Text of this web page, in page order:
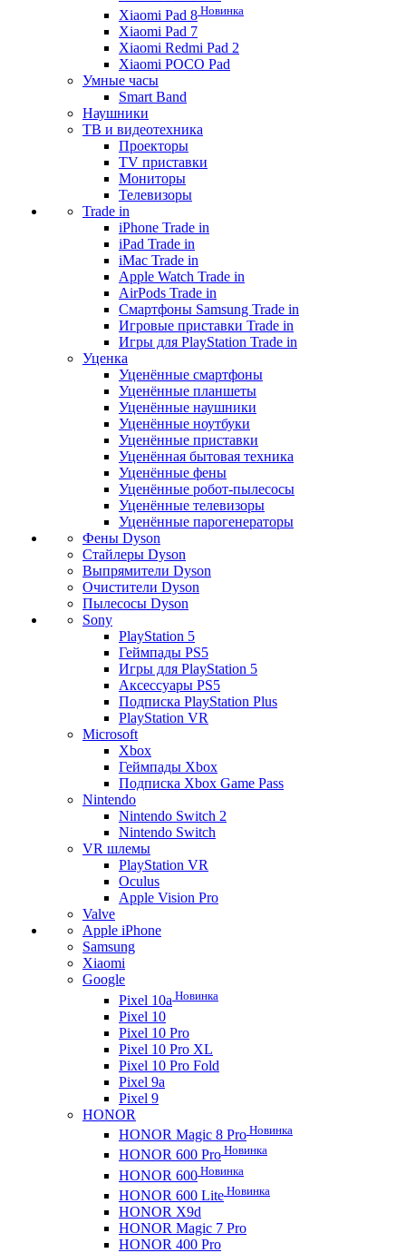
Xiaomi Pad 8 Новинка
Xiaomi Pad 7
Xiaomi Redmi Pad 2
Xiaomi POCO Pad
Умные часы
Smart Band
Наушники
ТВ и видеотехника
Проекторы
TV приставки
Мониторы
Телевизоры
Trade in
iPhone Trade in
iPad Trade in
iMac Trade in
Apple Watch Trade in
AirPods Trade in
Смартфоны Samsung Trade in
Игровые приставки Trade in
Игры для PlayStation Trade in
Уценка
Уценённые смартфоны
Уценённые планшеты
Уценённые наушники
Уценённые ноутбуки
Уценённые приставки
Уценённая бытовая техника
Уценённые фены
Уценённые робот-пылесосы
Уценённые телевизоры
Уценённые парогенераторы
Фены Dyson
Стайлеры Dyson
Выпрямители Dyson
Очистители Dyson
Пылесосы Dyson
Sony
PlayStation 5
Геймпады PS5
Игры для PlayStation 5
Аксессуары PS5
Подписка PlayStation Plus
PlayStation VR
Microsoft
Xbox
Геймпады Xbox
Подписка Xbox Game Pass
Nintendo
Nintendo Switch 2
Nintendo Switch
VR шлемы
PlayStation VR
Oculus
Apple Vision Pro
Valve
Apple iPhone
Samsung
Xiaomi
Google
Pixel 10a Новинка
Pixel 10
Pixel 10 Pro
Pixel 10 Pro XL
Pixel 10 Pro Fold
Pixel 9a
Pixel 9
HONOR
HONOR Magic 8 Pro Новинка
HONOR 600 Pro Новинка
HONOR 600 Новинка
HONOR 600 Lite Новинка
HONOR X9d
HONOR Magic 7 Pro
HONOR 400 Pro